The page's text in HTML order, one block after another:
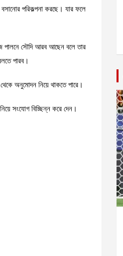
পরিকল্পনা করছে। যার ফলে
হজ পালনে সৌদি আরব আছেন বলে তার
পারব।
অনুমোদন নিয়ে থাকতে পারে।
সংযোগ বিচ্ছিন্ন করে দেন।